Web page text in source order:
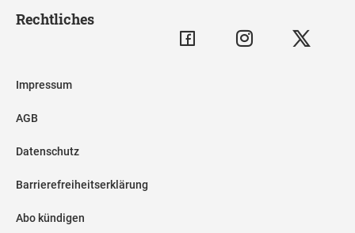
Rechtliches
Impressum
AGB
Datenschutz
Barrierefreiheitserklärung
Abo kündigen